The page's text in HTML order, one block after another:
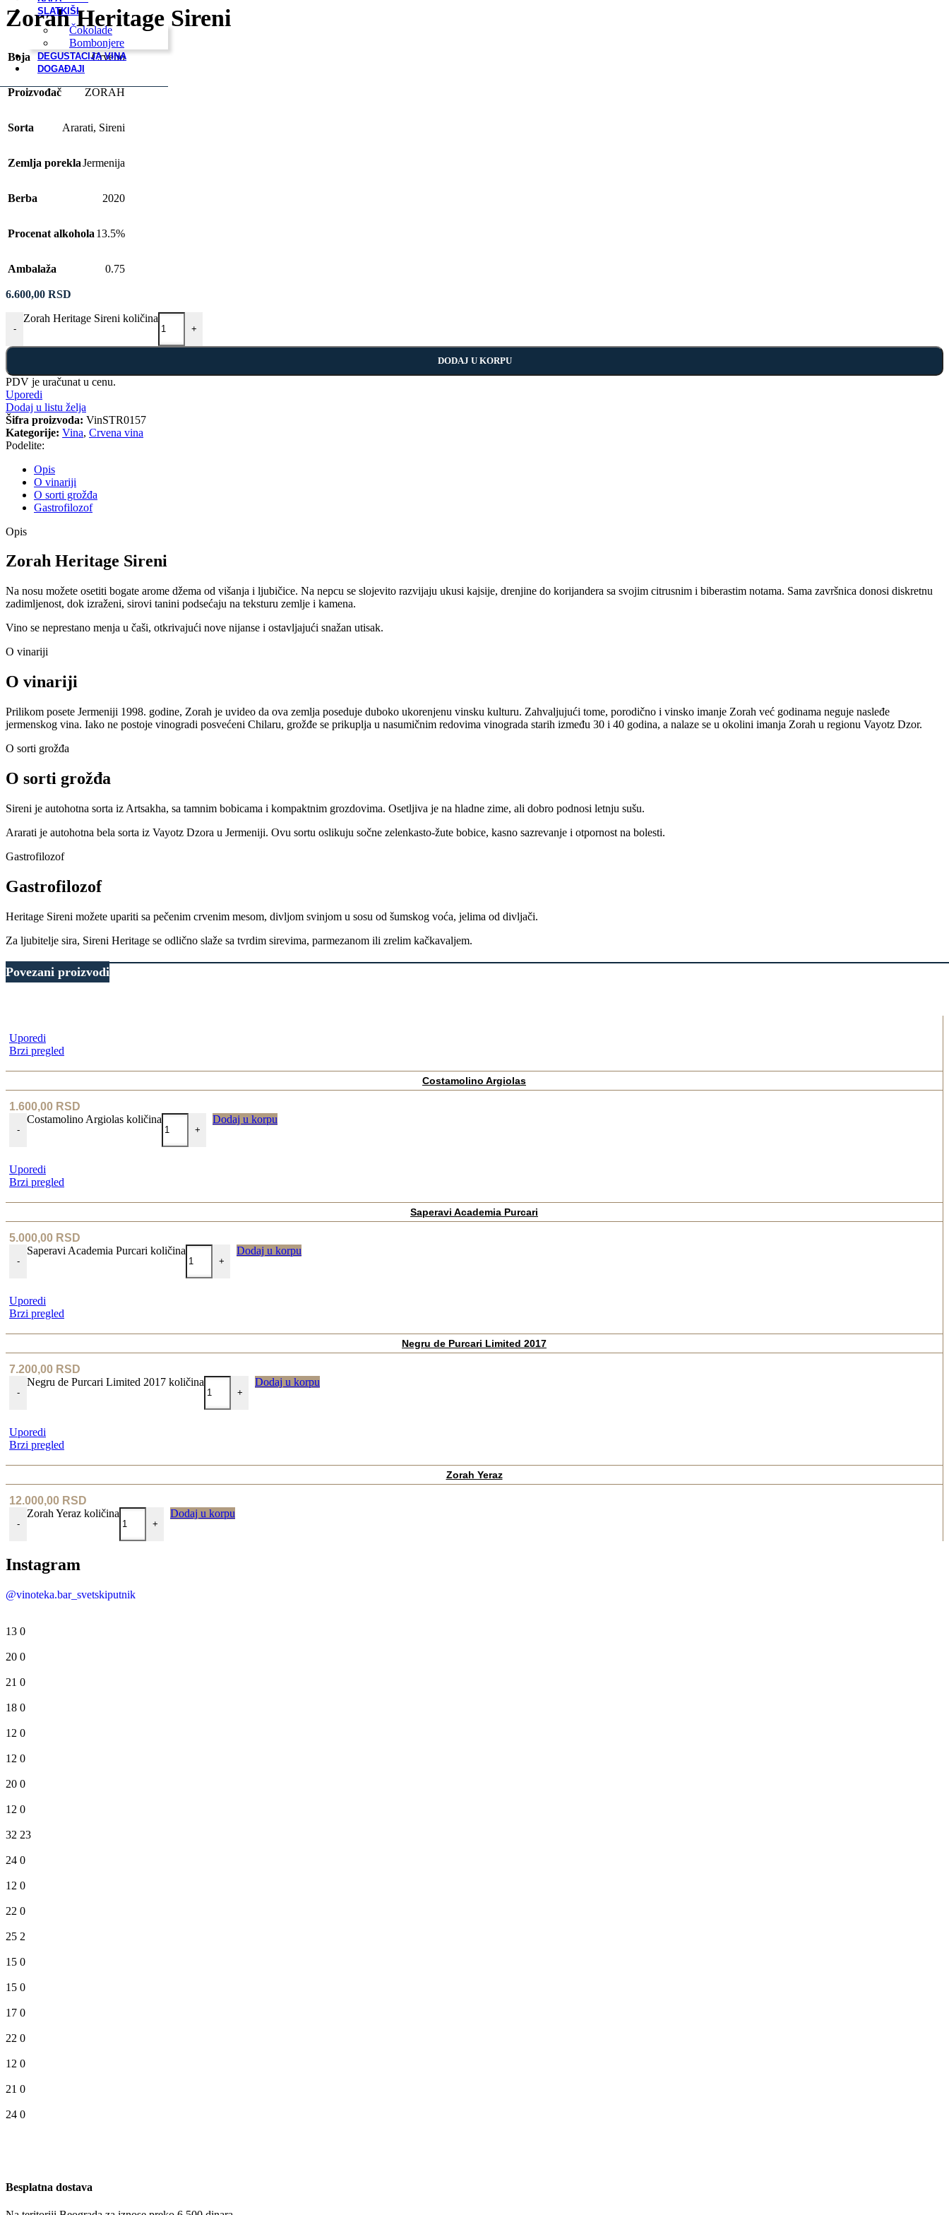
SLATKIŠI
Čokolade
Bombonjere
DEGUSTACIJA VINA
DOGAĐAJI
Zorah Heritage Sireni
Boja Crveno
Proizvođač ZORAH
Sorta Ararati, Sireni
Zemlja poreklaJermenija
Berba 2020
Procenat alkohola 13.5%
Ambalaža 0.75
6.600,00 RSD
-
Zorah Heritage Sireni količina
+
DODAJ U KORPU
PDV je uračunat u cenu.
Uporedi
Dodaj u listu želja
Šifra proizvoda: VinSTR0157
Kategorije: Vina, Crvena vina
Podelite:
Opis
O vinariji
O sorti grožđa
Gastrofilozof
Opis
Zorah Heritage Sireni
Na nosu možete osetiti bogate arome džema od višanja i ljubičice. Na nepcu se slojevito razvijaju ukusi kajsije, drenjine do korijandera sa svojim citrusnim i biberastim notama. Sama završnica donosi diskretnu
zadimljenost, dok izraženi, sirovi tanini podsećaju na teksturu zemlje i kamena.
Vino se neprestano menja u čaši, otkrivajući nove nijanse i ostavljajući snažan utisak.
O vinariji
O vinariji
Prilikom posete Jermeniji 1998. godine, Zorah je uvideo da ova zemlja poseduje duboko ukorenjenu vinsku kulturu. Zahvaljujući tome, porodično i vinsko imanje Zorah već godinama neguje nasleđe
jermenskog vina. Iako ne postoje vinogradi posvećeni Chilaru, grožđe se prikuplja u nasumičnim redovima vinograda starih između 30 i 40 godina, a nalaze se u okolini imanja Zorah u regionu Vayotz Dzor.
O sorti grožđa
O sorti grožđa
Sireni je autohotna sorta iz Artsakha, sa tamnim bobicama i kompaktnim grozdovima. Osetljiva je na hladne zime, ali dobro podnosi letnju sušu.
Ararati je autohotna bela sorta iz Vayotz Dzora u Jermeniji. Ovu sortu oslikuju sočne zelenkasto-žute bobice, kasno sazrevanje i otpornost na bolesti.
Gastrofilozof
Gastrofilozof
Heritage Sireni možete upariti sa pečenim crvenim mesom, divljom svinjom u sosu od šumskog voća, jelima od divljači.
Za ljubitelje sira, Sireni Heritage se odlično slaže sa tvrdim sirevima, parmezanom ili zrelim kačkavaljem.
Povezani proizvodi
Uporedi
Brzi pregled
Costamolino Argiolas
1.600,00 RSD
-
Costamolino Argiolas količina
+
Dodaj u korpu
Uporedi
Brzi pregled
Saperavi Academia Purcari
5.000,00 RSD
-
Saperavi Academia Purcari količina
+
Dodaj u korpu
Uporedi
Brzi pregled
Negru de Purcari Limited 2017
7.200,00 RSD
-
Negru de Purcari Limited 2017 količina
+
Dodaj u korpu
Uporedi
Brzi pregled
Zorah Yeraz
12.000,00 RSD
-
Zorah Yeraz količina
+
Dodaj u korpu
Instagram
@vinoteka.bar_svetskiputnik
13 0
20 0
21 0
18 0
12 0
12 0
20 0
12 0
32 23
24 0
12 0
22 0
25 2
15 0
15 0
17 0
22 0
12 0
21 0
24 0
Besplatna dostava